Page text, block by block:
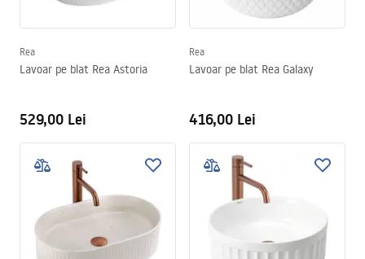
Rea
Lavoar pe blat Rea Astoria
529,00 Lei
Rea
Lavoar pe blat Rea Galaxy
416,00 Lei